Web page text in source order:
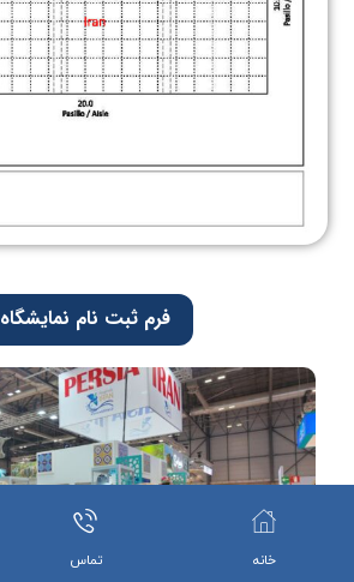
فرم ثبت نام نمایشگاه
خانه تماس